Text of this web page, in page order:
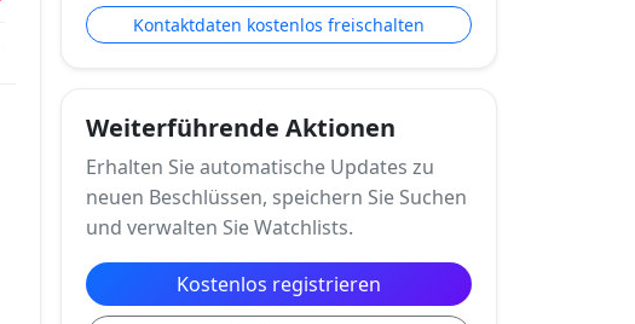
Kontaktdaten kostenlos freischalten
Weiterführende Aktionen
Erhalten Sie automatische Updates zu
neuen Beschlüssen, speichern Sie Suchen
und verwalten Sie Watchlists.
Kostenlos registrieren